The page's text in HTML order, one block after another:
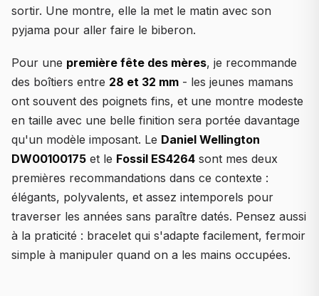
sortir. Une montre, elle la met le matin avec son
pyjama pour aller faire le biberon.
Pour une première fête des mères, je recommande
des boîtiers entre 28 et 32 mm - les jeunes mamans
ont souvent des poignets fins, et une montre modeste
en taille avec une belle finition sera portée davantage
qu'un modèle imposant. Le Daniel Wellington
DW00100175 et le Fossil ES4264 sont mes deux
premières recommandations dans ce contexte :
élégants, polyvalents, et assez intemporels pour
traverser les années sans paraître datés. Pensez aussi
à la praticité : bracelet qui s'adapte facilement, fermoir
simple à manipuler quand on a les mains occupées.